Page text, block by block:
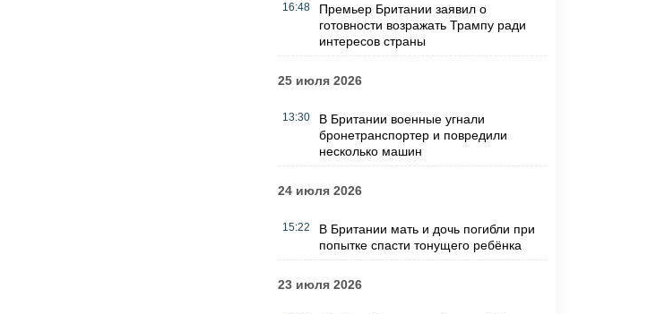
16:48
Премьер Британии заявил о
готовности возражать Трампу ради
интересов страны
25 июля 2026
13:30
В Британии военные угнали
бронетранспортер и повредили
несколько машин
24 июля 2026
15:22
В Британии мать и дочь погибли при
попытке спасти тонущего ребёнка
23 июля 2026